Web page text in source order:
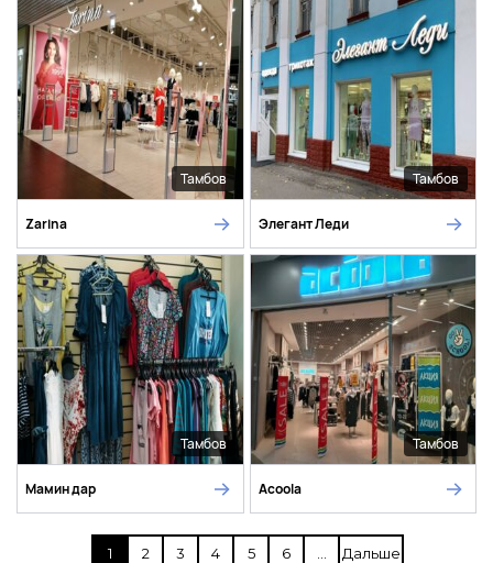
Тамбов
Zarina
Тамбов
Элегант Леди
Тамбов
Мамин дар
Тамбов
Acoola
1 2 3 4 5 6 Дальше